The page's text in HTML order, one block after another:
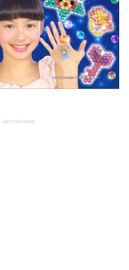
advertisement